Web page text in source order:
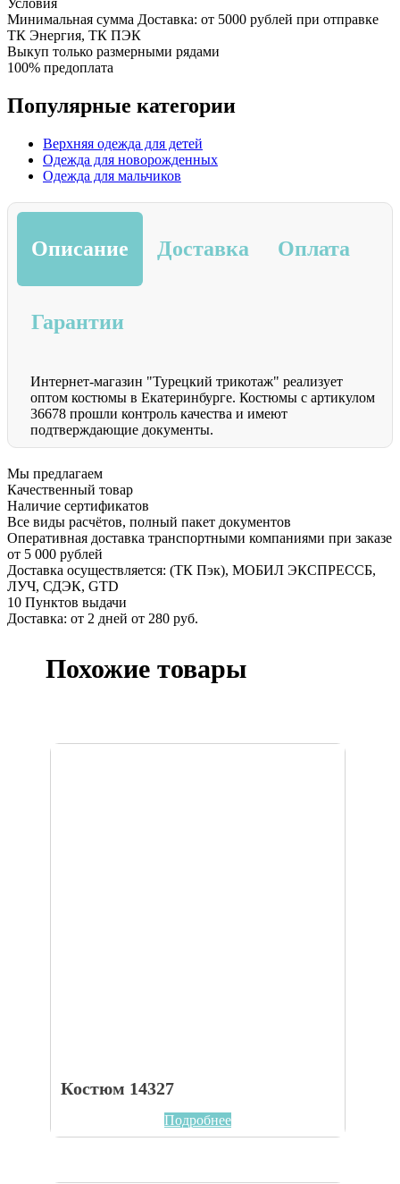
Минимальная сумма Доставка: от 5000 рублей при отправке
ТК Энергия, ТК ПЭК
Выкуп только размерными рядами
100% предоплата
Популярные категории
Верхняя одежда для детей
Одежда для новорожденных
Одежда для мальчиков
Описание Доставка Оплата
Гарантии
Интернет-магазин "Турецкий трикотаж" реализует
оптом костюмы в Екатеринбурге. Костюмы с артикулом
36678 прошли контроль качества и имеют
подтверждающие документы.
Мы предлагаем
Качественный товар
Наличие сертификатов
Все виды расчётов, полный пакет документов
Оперативная доставка транспортными компаниями при заказе
от 5 000 рублей
Доставка осуществляется: (ТК Пэк), МОБИЛ ЭКСПРЕССБ,
ЛУЧ, СДЭК, GTD
10 Пунктов выдачи
Доставка: от 2 дней от 280 руб.
Похожие товары
Костюм 14327
Подробнее